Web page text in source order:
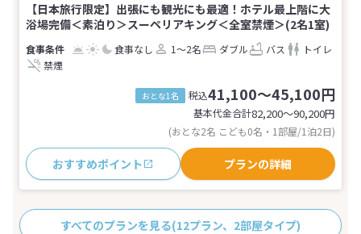
【日本旅行限定】出張にも観光にも最適！ホテル最上階に大
浴場完備＜素泊り＞スーペリアキング＜全室禁煙＞(2名1室)
食事なし 1～2名 ダブル バス
トイレ
禁煙
おとな1名 税込41,100～45,100円
基本代金合計82,200〜90,200円
(おとな2名 こども0名・1部屋/1泊2日)
おすすめポイント プランの詳細
すべてのプランを見る(12プラン、2部屋タイプ)